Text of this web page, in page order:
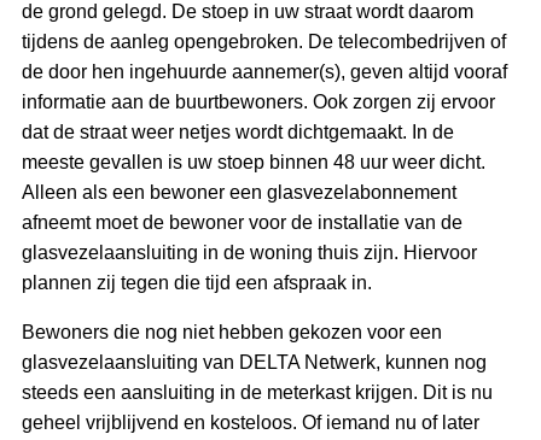
de grond gelegd. De stoep in uw straat wordt daarom
tijdens de aanleg opengebroken. De telecombedrijven of
de door hen ingehuurde aannemer(s), geven altijd vooraf
informatie aan de buurtbewoners. Ook zorgen zij ervoor
dat de straat weer netjes wordt dichtgemaakt. In de
meeste gevallen is uw stoep binnen 48 uur weer dicht.
Alleen als een bewoner een glasvezelabonnement
afneemt moet de bewoner voor de installatie van de
glasvezelaansluiting in de woning thuis zijn. Hiervoor
plannen zij tegen die tijd een afspraak in.
Bewoners die nog niet hebben gekozen voor een
glasvezelaansluiting van DELTA Netwerk, kunnen nog
steeds een aansluiting in de meterkast krijgen. Dit is nu
geheel vrijblijvend en kosteloos. Of iemand nu of later